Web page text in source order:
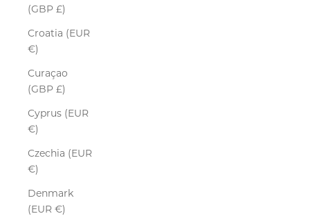
(GBP £)
Croatia (EUR
€)
Curaçao
(GBP £)
Cyprus (EUR
€)
Czechia (EUR
€)
Denmark
(EUR €)